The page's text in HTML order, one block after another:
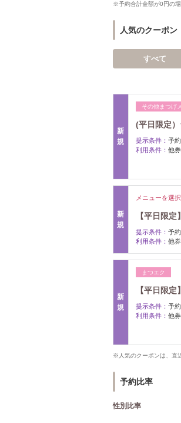
※予約合計金額が0円の場
人気のクーポン
すべて
新
規
その他まつげ
(平日限定
提示条件： 予
利用条件： 他
新
規
メニューを選
【平日限
提示条件： 予
利用条件： 他
新
規
まつエク
【平日限
提示条件： 予
利用条件： 他
※人気のクーポンは、直
予約比率
性別比率